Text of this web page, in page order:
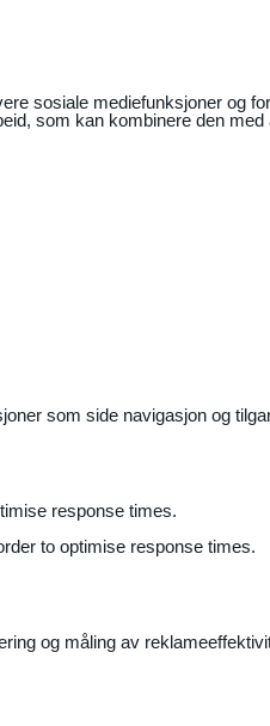
sosiale mediefunksjoner og
som kan kombinere den
som side navigasjon og
response times.
to optimise response times.
og måling av